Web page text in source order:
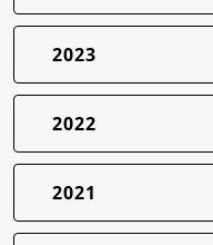
2023
2022
2021